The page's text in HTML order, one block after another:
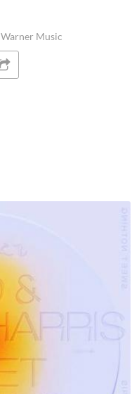
Warner Music